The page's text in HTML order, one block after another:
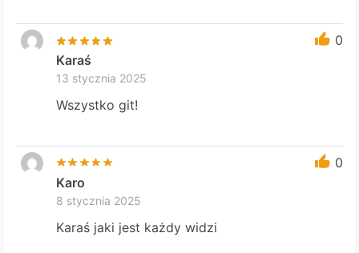
0
Karaś
13 stycznia 2025
Wszystko git!
0
Karo
8 stycznia 2025
Karaś jaki jest każdy widzi